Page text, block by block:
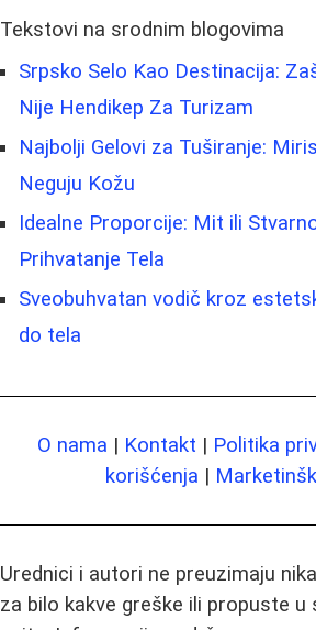
Tekstovi na srodnim blogovima
Srpsko Selo Kao Destinacija:
Nije Hendikep Za Turizam
Najbolji Gelovi za Tuširanje:
Neguju Kožu
Idealne Proporcije: Mit ili
Prihvatanje Tela
Sveobuhvatan vodič kroz
do tela
O nama | Kontakt | Politika
korišćenja |
Urednici i autori ne preuzimaju
za bilo kakve greške ili propuste u